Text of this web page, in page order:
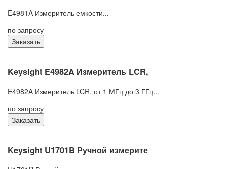
E4981A Измеритель емкости...
по запросу
Заказать
Keysight E4982A Измеритель LCR,
E4982A Измеритель LCR, от 1 МГц до 3 ГГц...
по запросу
Заказать
Keysight U1701B Ручной измерите